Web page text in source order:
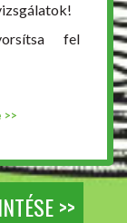
fel
>>